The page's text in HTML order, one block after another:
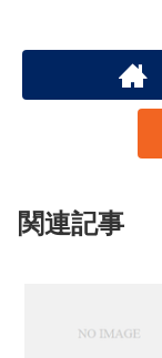
関連記事